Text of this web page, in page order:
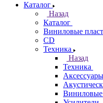
Каталог
Назад
Каталог
Виниловые
CD
Техника
Назад
Техника
Аксессуары
Виниловые